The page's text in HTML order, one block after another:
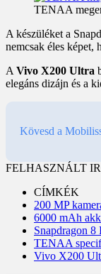
TENAA
A készüléket a
nemcsak éles képet,
A Vivo X200 Ultra
elegáns dizájn és a
Kövesd a
FELHASZNÁLT
CÍMKÉK
200 MP
6000 mAh
Snapdragon 8
TENAA
Vivo X200